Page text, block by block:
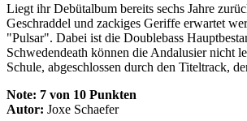
Liegt ihr Debütalbum bereits sechs Jahre
Geschraddel und zackiges Geriffe erwartet
"Pulsar". Dabei ist die Doublebass
Schwedendeath können die Andalusier nicht
Schule, abgeschlossen durch den Titeltrack,
Note: 7 von 10 Punkten
Autor: Joxe Schaefer